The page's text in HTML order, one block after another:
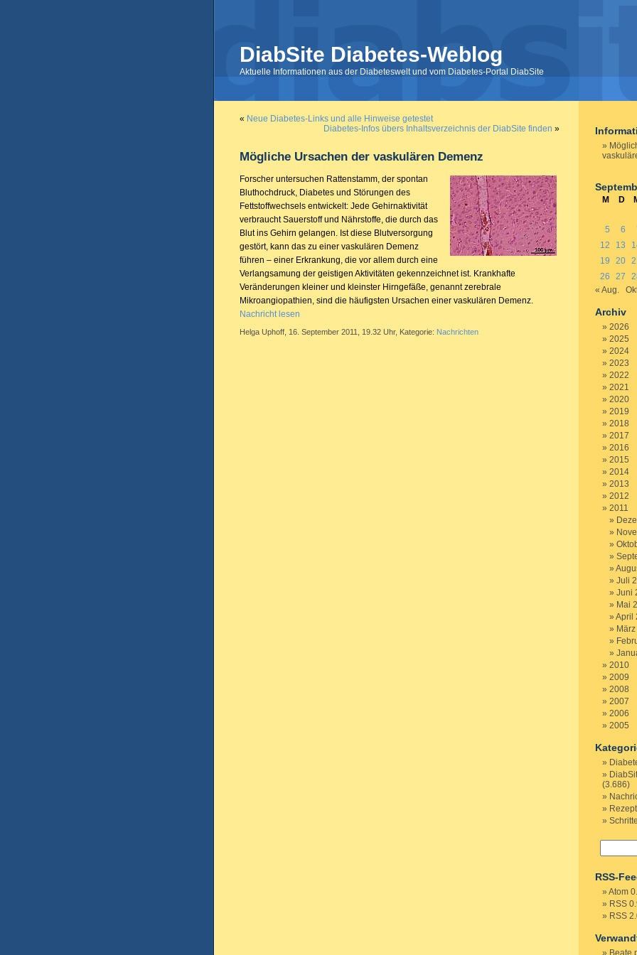
DiabSite Diabetes-Weblog
Aktuelle Informationen aus der Diabeteswelt und vom Diabetes-Portal DiabSite
« Neue Diabetes-Links und alle Hinweise getestet
Diabetes-Infos übers Inhaltsverzeichnis der DiabSite finden »
Mögliche Ursachen der vaskulären Demenz
Forscher untersuchen Rattenstamm, der spontan
Bluthochdruck, Diabetes und Störungen des
Fettstoffwechsels entwickelt: Jede Gehirnaktivität
verbraucht Sauerstoff und Nährstoffe, die durch das
Blut ins Gehirn gelangen. Ist diese Blutversorgung
gestört, kann das zu einer vaskulären Demenz
führen – einer Erkrankung, die vor allem durch eine
Verlangsamung der geistigen Aktivitäten gekennzeichnet ist. Krankhafte
Veränderungen kleiner und kleinster Hirngefäße, genannt zerebrale
Mikroangiopathien, sind die häufigsten Ursachen einer vaskulären Demenz.
Nachricht lesen
Helga Uphoff, 16. September 2011, 19.32 Uhr, Kategorie: Nachrichten
M D
5
6
12
13
19
20
26
27
« Aug.
Archiv
2026
2025
2024
2023
2022
2021
2020
2019
2018
2017
2016
2015
2014
2013
2012
2011
Juli
Juni
Mai
April
2010
2009
2008
2007
2006
2005
(3.686)
RSS-
Atom
RSS
RSS
Beate